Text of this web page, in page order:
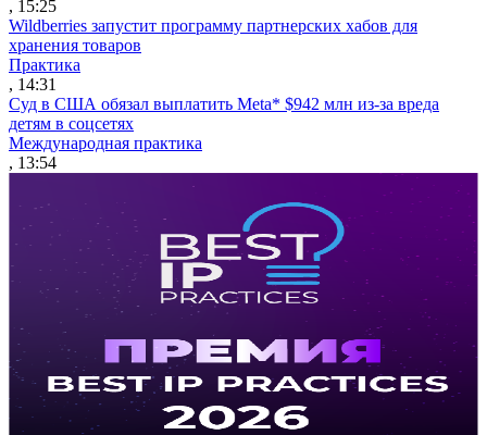
, 15:25
Wildberries запустит программу партнерских хабов для
хранения товаров
Практика
, 14:31
Суд в США обязал выплатить Meta* $942 млн из-за вреда
детям в соцсетях
Международная практика
, 13:54